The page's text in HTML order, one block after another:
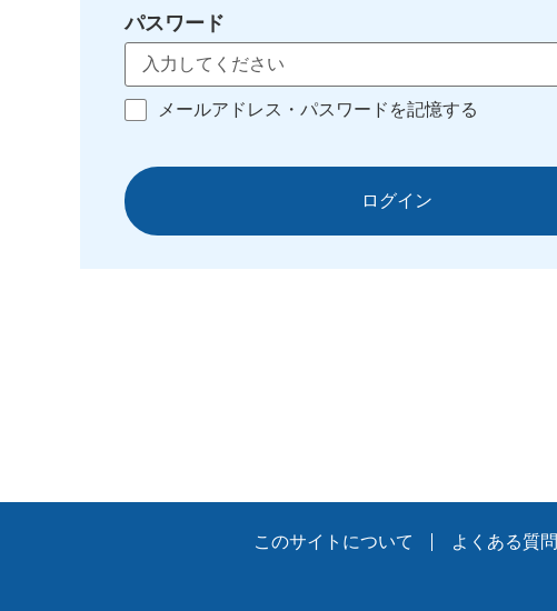
パスワード
メールアドレス・パスワードを記憶する
ログイン
このサイトについて よくある質問